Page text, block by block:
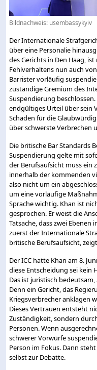
Bildnachweis: usembassykyiv
Der Internationale
über eine Personalie
des Gerichts in Den Haag,
Fehlverhaltens nun auch
Barrister vorläufig
zuständige Gremium des
Suspendierung
endgültiges Urteil über sein
Schaden für die
über schwerste Verbrechen
Die britische Bar Standards
Suspendierung gelte mit
der Berufsaufsicht muss ein
innerhalb der kommenden
also nicht um ein
um eine vorläufige
Sprache wichtig. Khan ist
gesprochen. Er weist die
Tatsache, dass zwei
zuerst der Internationale
britische Berufsaufsicht,
Der ICC hatte Khan am 8.
diese Entscheidung sei kein
Das ist juristisch
Denn ein Gericht, das
Kriegsverbrecher anklagen
Dieses Vertrauen entsteht
Zuständigkeit, sondern
Personen. Wenn
schwerer Vorwürfe
Person im Fokus. Dann
selbst zur Debatte.